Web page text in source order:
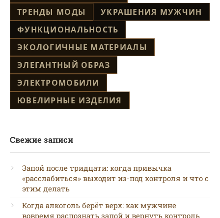
ТРЕНДЫ МОДЫ
УКРАШЕНИЯ МУЖЧИН
ФУНКЦИОНАЛЬНОСТЬ
ЭКОЛОГИЧНЫЕ МАТЕРИАЛЫ
ЭЛЕГАНТНЫЙ ОБРАЗ
ЭЛЕКТРОМОБИЛИ
ЮВЕЛИРНЫЕ ИЗДЕЛИЯ
Свежие записи
Запой после тридцати: когда привычка
«расслабиться» выходит из-под контроля и что с
этим делать
Когда алкоголь берёт верх: как мужчине
вовремя распознать запой и вернуть контроль